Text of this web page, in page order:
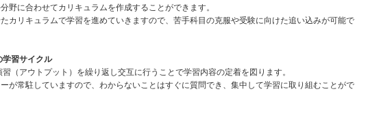
野に合わせてカリキュラムを作成することができます。
カリキュラムで学習を進めていきますので、苦手科目の克服や受験に向けた追い込みが可能で
学習サイクル
（アウトプット）を繰り返し交互に行うことで学習内容の定着を図ります。
が常駐していますので、わからないことはすぐに質問でき、集中して学習に取り組むことがで